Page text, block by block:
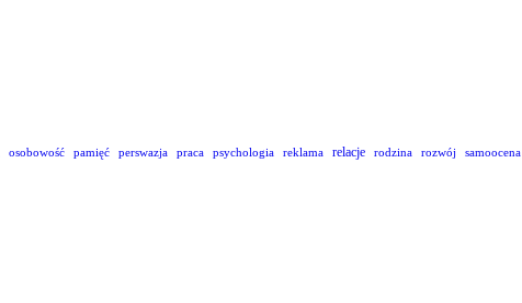
osobowość pamięć perswazja praca psychologia reklama relacje rodzina rozwój samoocena